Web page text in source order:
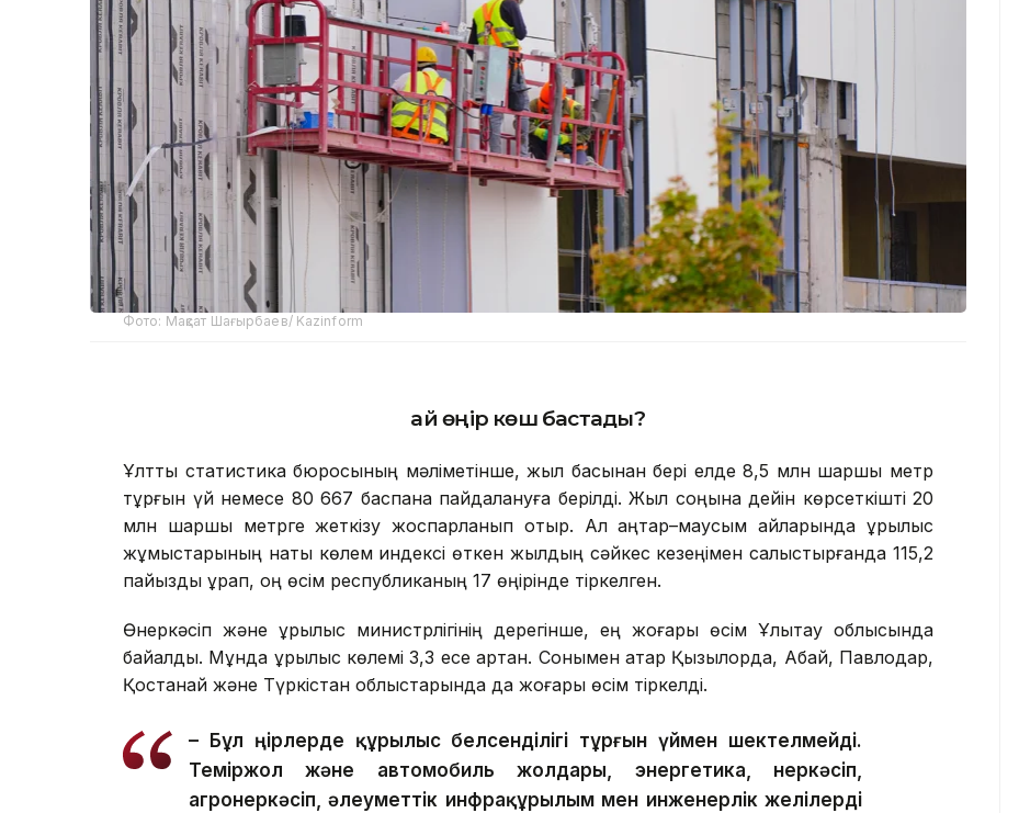
Фото: Мақсат Шағырбаев/ Kazinform
Қай өңір көш бастады?
Ұлттық статистика бюросының мәліметінше, жыл басынан бері елде 8,5 млн шаршы метр
тұрғын үй немесе 80 667 баспана пайдалануға берілді. Жыл соңына дейін көрсеткішті 20
млн шаршы метрге жеткізу жоспарланып отыр. Ал қаңтар–маусым айларында құрылыс
жұмыстарының нақты көлем индексі өткен жылдың сәйкес кезеңімен салыстырғанда 115,2
пайызды құрап, оң өсім республиканың 17 өңірінде тіркелген.
Өнеркәсіп және құрылыс министрлігінің дерегінше, ең жоғары өсім Ұлытау облысында
байқалды. Мұнда құрылыс көлемі 3,3 есе артқан. Сонымен қатар Қызылорда, Абай, Павлодар,
Қостанай және Түркістан облыстарында да жоғары өсім тіркелді.
– Бұл өңірлерде құрылыс белсенділігі тұрғын үймен шектелмейді.
Теміржол және автомобиль жолдары, энергетика, өнеркәсіп,
агроөнеркәсіп, әлеуметтік инфрақұрылым мен инженерлік желілерді